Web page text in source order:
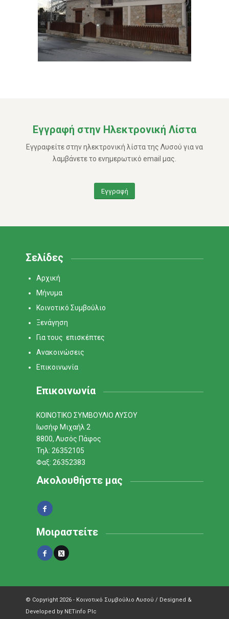
Εγγραφή στην Ηλεκτρονική Λίστα
Εγγραφείτε στην ηλεκτρονική λίστα της Λυσού για να
λαμβάνετε το ενημερωτικό email μας.
Εγγραφή
Σελίδες
Αρχική
Μήνυμα
Κοινοτικό Συμβούλιο
Ξενάγηση
Για τους επισκέπτες
Ανακοινώσεις
Επικοινωνία
Επικοινωνία
ΚΟΙΝΟΤΙΚΟ ΣΥΜΒΟΥΛΙΟ ΛΥΣΟΥ
Ιωσήφ Μιχαήλ 2
8800, Λυσός Πάφος
Τηλ: 26352105
Φαξ: 26352383
Ακολουθήστε μας
Μοιραστείτε
© Copyright 2026 - Κοινοτικό Συμβούλιο Λυσού / Designed &
Developed by NETinfo Plc